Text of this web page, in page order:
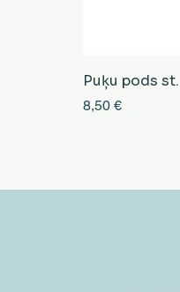
Puķu pods
Cena
8,50 €